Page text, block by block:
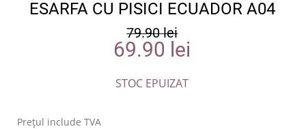
ESARFA CU PISICI ECUADOR A04
79.90lei
69.90 lei
STOC EPUIZAT
Prețul include TVA